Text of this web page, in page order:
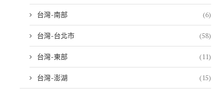
台灣-南部 (6)
台灣-台北市 (58)
台灣-東部 (11)
台灣-澎湖 (15)